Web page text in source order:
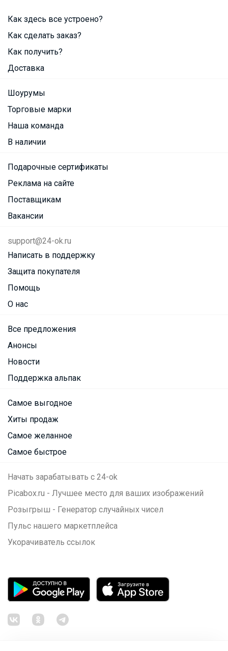
Как здесь все устроено?
Как сделать заказ?
Как получить?
Доставка
Шоурумы
Торговые марки
Наша команда
В наличии
Подарочные сертификаты
Реклама на сайте
Поставщикам
Вакансии
support@24-ok.ru
Написать в поддержку
Защита покупателя
Помощь
О нас
Все предложения
Анонсы
Новости
Поддержка альпак
Самое выгодное
Хиты продаж
Самое желанное
Самое быстрое
Начать зарабатывать с 24-ok
Picabox.ru - Лучшее место для ваших изображений
Розыгрыш - Генератор случайных чисел
Пульс нашего маркетплейса
Укорачиватель ссылок